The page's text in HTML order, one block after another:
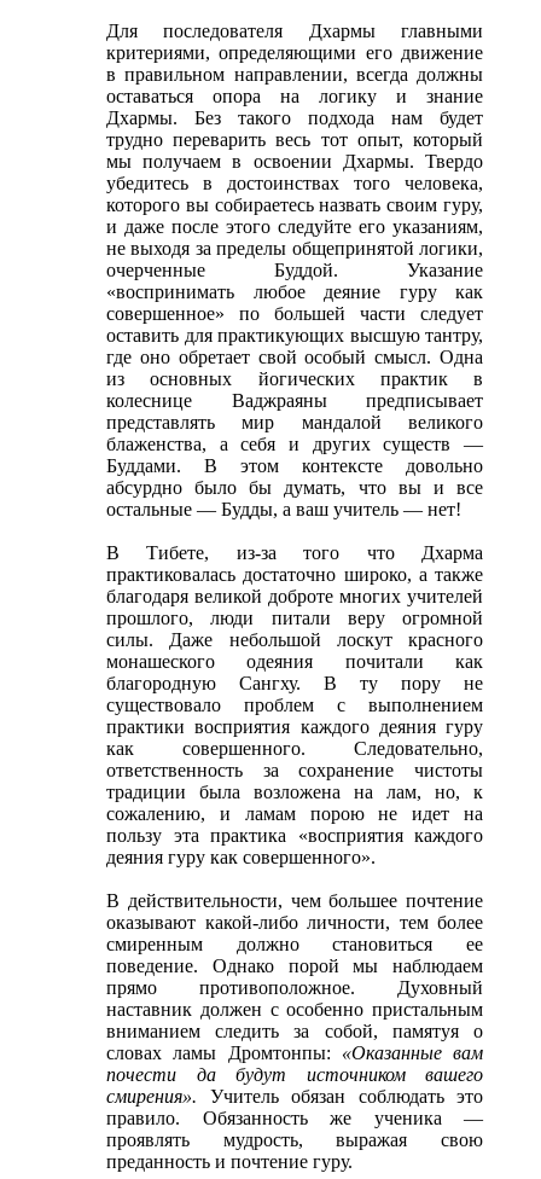
Для последователя Дхармы главными
критериями, определяющими его движение
в правильном направлении, всегда должны
оставаться опора на логику и знание
Дхармы. Без такого подхода нам будет
трудно переварить весь тот опыт, который
мы получаем в освоении Дхармы. Твердо
убедитесь в достоинствах того человека,
которого вы собираетесь назвать своим гуру,
и даже после этого следуйте его указаниям,
не выходя за пределы общепринятой логики,
очерченные Буддой. Указание
«воспринимать любое деяние гуру как
совершенное» по большей части следует
оставить для практикующих высшую тантру,
где оно обретает свой особый смысл. Одна
из основных йогических практик в
колеснице Ваджраяны предписывает
представлять мир мандалой великого
блаженства, а себя и других существ ―
Буддами. В этом контексте довольно
абсурдно было бы думать, что вы и все
остальные ― Будды, а ваш учитель ― нет!
В Тибете, из-за того что Дхарма
практиковалась достаточно широко, а также
благодаря великой доброте многих учителей
прошлого, люди питали веру огромной
силы. Даже небольшой лоскут красного
монашеского одеяния почитали как
благородную Сангху. В ту пору не
существовало проблем с выполнением
практики восприятия каждого деяния гуру
как совершенного. Следовательно,
ответственность за сохранение чистоты
традиции была возложена на лам, но, к
сожалению, и ламам порою не идет на
пользу эта практика «восприятия каждого
деяния гуру как совершенного».
В действительности, чем большее почтение
оказывают какой-либо личности, тем более
смиренным должно становиться ее
поведение. Однако порой мы наблюдаем
прямо противоположное. Духовный
наставник должен с особенно пристальным
вниманием следить за собой, памятуя о
словах ламы Дромтонпы: «Оказанные вам
почести да будут источником вашего
смирения». Учитель обязан соблюдать это
правило. Обязанность же ученика ―
проявлять мудрость, выражая свою
преданность и почтение гуру.